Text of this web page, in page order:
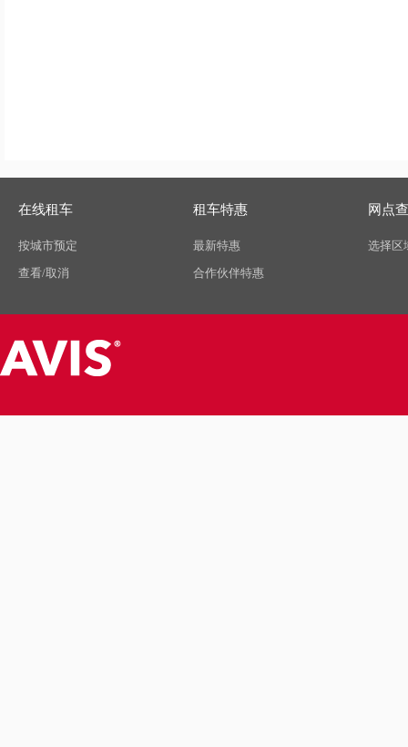
在线租车
按城市预定
查看/取消
租车特惠
最新特惠
合作伙伴特惠
网点
选择区